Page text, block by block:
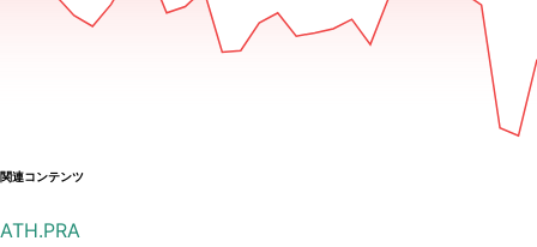
関連コンテンツ
ATH.PRA